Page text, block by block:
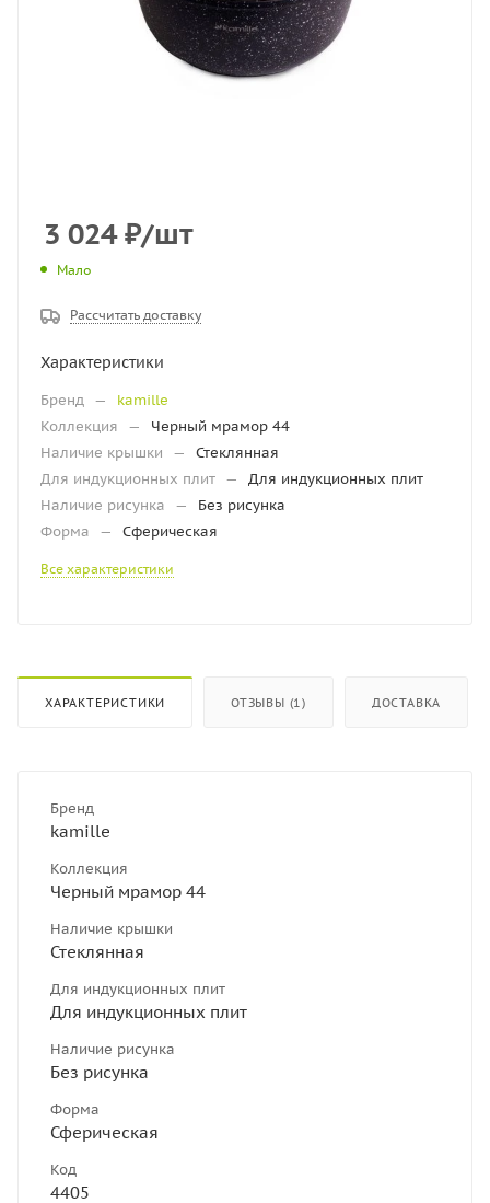
3 024₽/шт
Мало
Рассчитать доставку
Характеристики
Бренд —
kamille
Коллекция
—
Черный мрамор 44
Наличие крышки
—
Стеклянная
Для индукционных плит —
Для индукционных плит
Наличие рисунка
—
Без рисунка
Форма
— Сферическая
Все характеристики
ХАРАКТЕРИСТИКИ ОТЗЫВЫ (1) ДОСТАВКА
Бренд
kamille
Коллекция
Черный мрамор 44
Наличие крышки
Стеклянная
Для индукционных плит
Для индукционных плит
Наличие рисунка
Без рисунка
Форма
Сферическая
Код
4405